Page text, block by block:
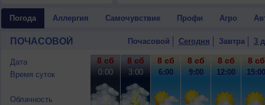
Погода Аллергия Самочувствие Профи Агро
ПОЧАСОВОЙ Почасовой Сегодня Завтра 3
Дата
Время суток
Облачность
8 сб
0:00
8 сб
3:00
8 сб
6:00
8 сб
9:00
8 сб
12:00
8 сб
15:00